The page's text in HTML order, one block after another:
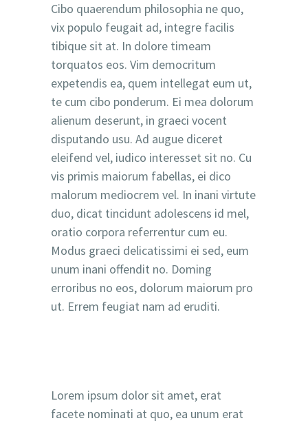
Cibo quaerendum philosophia ne quo,
vix populo feugait ad, integre facilis
tibique sit at. In dolore timeam
torquatos eos. Vim democritum
expetendis ea, quem intellegat eum ut,
te cum cibo ponderum. Ei mea dolorum
alienum deserunt, in graeci vocent
disputando usu. Ad augue diceret
eleifend vel, iudico interesset sit no. Cu
vis primis maiorum fabellas, ei dico
malorum mediocrem vel. In inani virtute
duo, dicat tincidunt adolescens id mel,
oratio corpora referrentur cum eu.
Modus graeci delicatissimi ei sed, eum
unum inani offendit no. Doming
erroribus no eos, dolorum maiorum pro
ut. Errem feugiat nam ad eruditi.
Lorem ipsum dolor sit amet, erat
facete nominati at quo, ea unum erat